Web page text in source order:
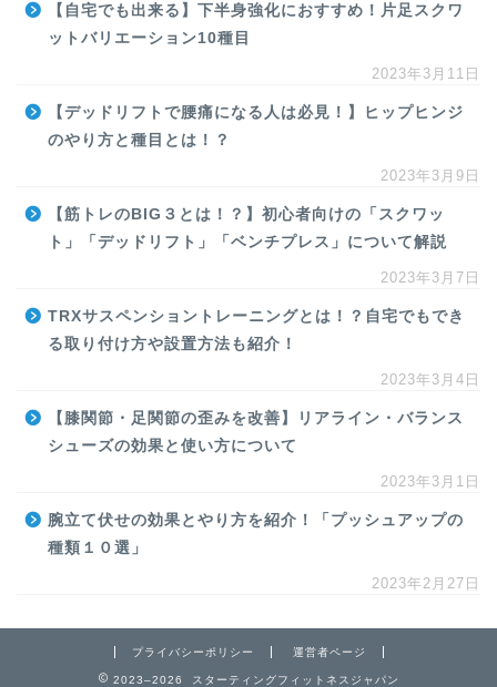
【自宅でも出来る】下半身強化におすすめ！片足スクワ
ットバリエーション10種目
2023年3月11日
【デッドリフトで腰痛になる人は必見！】ヒップヒンジ
のやり方と種目とは！？
2023年3月9日
【筋トレのBIG３とは！？】初心者向けの「スクワッ
ト」「デッドリフト」「ベンチプレス」について解説
2023年3月7日
TRXサスペンショントレーニングとは！？自宅でもでき
る取り付け方や設置方法も紹介！
2023年3月4日
【膝関節・足関節の歪みを改善】リアライン・バランス
シューズの効果と使い方について
2023年3月1日
腕立て伏せの効果とやり方を紹介！「プッシュアップの
種類１０選」
2023年2月27日
プライバシーポリシー 運営者ページ
2023–2026 スターティングフィットネスジャパン